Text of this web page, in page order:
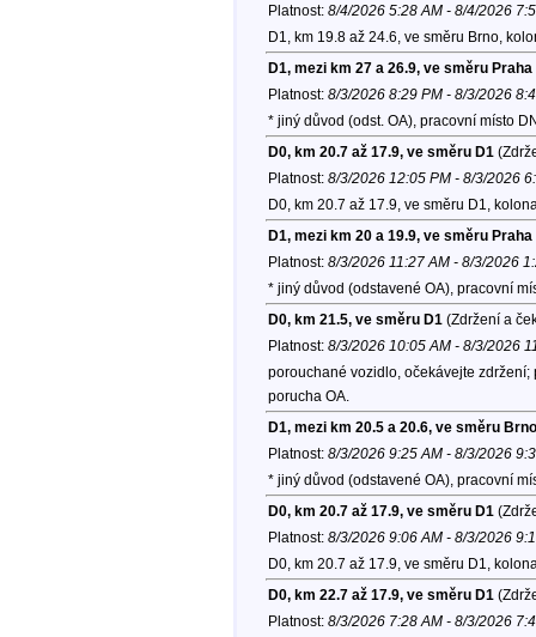
Platnost: 8/4/2026 5:28 AM - 8/4/2026
D1, km 19.8 až 24.6, ve směru Brno,
D1, mezi km 27 a 26.9, ve směru Praha
Platnost: 8/3/2026 8:29 PM - 8/3/2026
* jiný důvod (odst. OA), pracovní místo
D0, km 20.7 až 17.9, ve směru D1
Platnost: 8/3/2026 12:05 PM - 8/3/2026
D0, km 20.7 až 17.9, ve směru D1,
D1, mezi km 20 a 19.9, ve směru Praha
Platnost: 8/3/2026 11:27 AM - 8/3/2026
* jiný důvod (odstavené OA), pracovní
D0, km 21.5, ve směru D1 (Zdržení a
Platnost: 8/3/2026 10:05 AM - 8/3/2026
porouchané vozidlo, očekávejte
porucha OA.
D1, mezi km 20.5 a 20.6, ve směru Brno
Platnost: 8/3/2026 9:25 AM - 8/3/2026
* jiný důvod (odstavené OA), pracovní
D0, km 20.7 až 17.9, ve směru D1
Platnost: 8/3/2026 9:06 AM - 8/3/2026
D0, km 20.7 až 17.9, ve směru D1,
D0, km 22.7 až 17.9, ve směru D1
Platnost: 8/3/2026 7:28 AM - 8/3/2026